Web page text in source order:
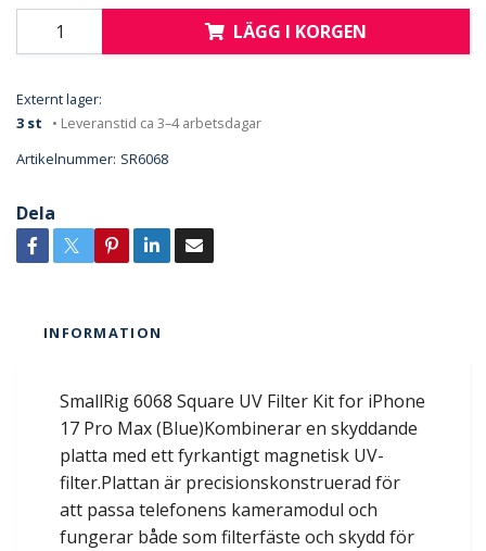
LÄGG I KORGEN
Externt lager:
3 st
• Leveranstid ca 3–4 arbetsdagar
Artikelnummer: SR6068
Dela
INFORMATION
SmallRig 6068 Square UV Filter Kit for iPhone
17 Pro Max (Blue)Kombinerar en skyddande
platta med ett fyrkantigt magnetisk UV-
filter.Plattan är precisionskonstruerad för
att passa telefonens kameramodul och
fungerar både som filterfäste och skydd för